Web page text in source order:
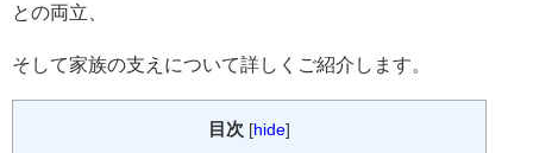
との両立、
そして家族の支えについて詳しくご紹介します。
目次 [hide]